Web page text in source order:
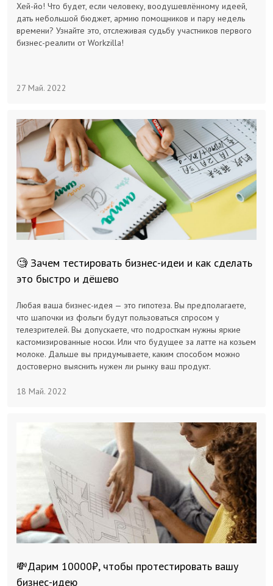
Хей-йо! Что будет, если человеку, воодушевлённому идеей,
дать небольшой бюджет, армию помощников и пару недель
времени? Узнайте это, отслеживая судьбу участников первого
бизнес-реалити от Workzilla!
27 Май. 2022
🧐 Зачем тестировать бизнес-идеи и как сделать
это быстро и дёшево
Любая ваша бизнес-идея — это гипотеза. Вы предполагаете,
что шапочки из фольги будут пользоваться спросом у
телезрителей. Вы допускаете, что подросткам нужны яркие
кастомизированные носки. Или что будущее за латте на козьем
молоке. Дальше вы придумываете, каким способом можно
достоверно выяснить нужен ли рынку ваш продукт.
18 Май. 2022
💸Дарим 10000₽, чтобы протестировать вашу
бизнес-идею